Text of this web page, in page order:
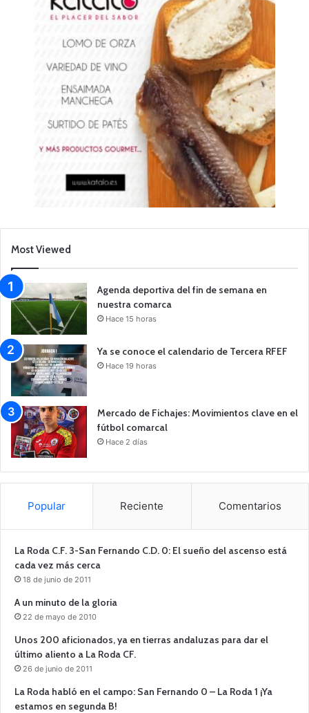
Most Viewed
Agenda deportiva del fin de semana en
nuestra comarca
Hace 15 horas
Ya se conoce el calendario de Tercera RFEF
Hace 19 horas
Mercado de Fichajes: Movimientos clave en el
fútbol comarcal
Hace 2 días
Popular Reciente Comentarios
La Roda C.F. 3-San Fernando C.D. 0: El sueño del ascenso está
cada vez más cerca
18 de junio de 2011
A un minuto de la gloria
22 de mayo de 2010
Unos 200 aficionados, ya en tierras andaluzas para dar el
último aliento a La Roda CF.
26 de junio de 2011
La Roda habló en el campo: San Fernando 0 – La Roda 1 ¡Ya
estamos en segunda B!